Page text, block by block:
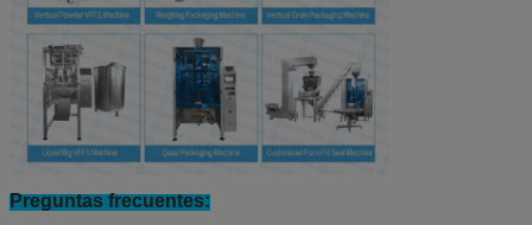
Preguntas frecuentes: